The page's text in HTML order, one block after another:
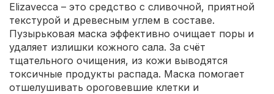
Elizavecca – это средство с сливочной, приятной
текстурой и древесным углем в составе.
Пузырьковая маска эффективно очищает поры и
удаляет излишки кожного сала. За счёт
тщательного очищения, из кожи выводятся
токсичные продукты распада. Маска помогает
отшелушивать ороговевшие клетки и